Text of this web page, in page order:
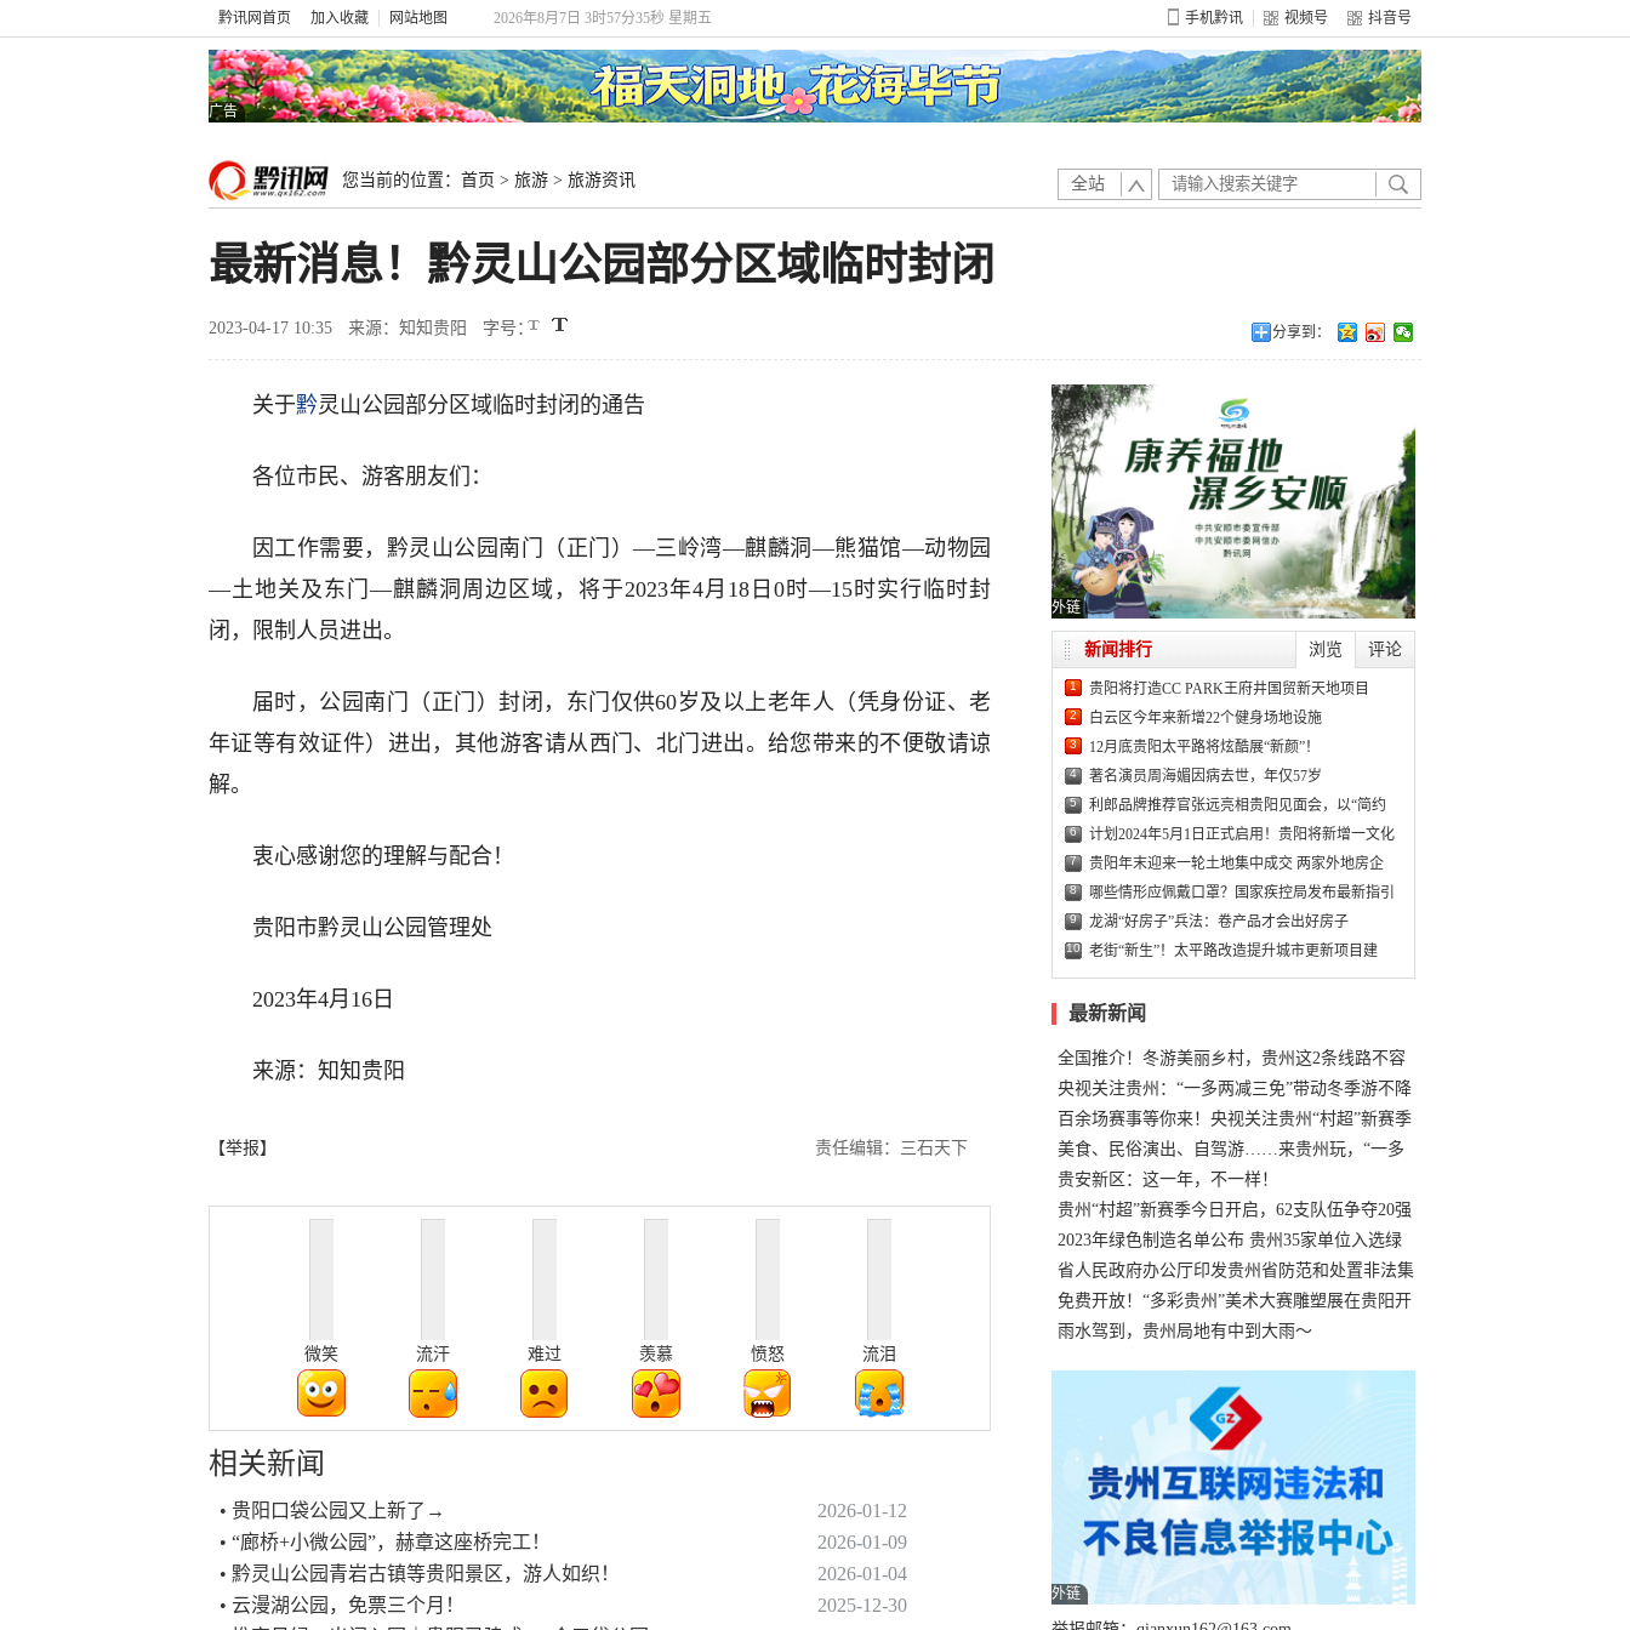
黔讯网首页 加入收藏 网站地图 2026年8月7日 3时57分35秒 星期五 手机黔讯 视频号 抖音号
广告
您当前的位置： 首页 > 旅游 > 旅游资讯 全站
最新消息！黔灵山公园部分区域临时封闭
2023-04-17 10:35 来源：知知贵阳 字号： 分享到：
关于黔灵山公园部分区域临时封闭的通告
各位市民、游客朋友们：
因工作需要，黔灵山公园南门（正门）—三岭湾—麒麟洞—熊猫馆—动物园
—土地关及东门—麒麟洞周边区域，将于2023年4月18日0时—15时实行临时封
闭，限制人员进出。
届时，公园南门（正门）封闭，东门仅供60岁及以上老年人（凭身份证、老
年证等有效证件）进出，其他游客请从西门、北门进出。给您带来的不便敬请谅
解。
衷心感谢您的理解与配合！
贵阳市黔灵山公园管理处
2023年4月16日
来源：知知贵阳
【举报】 责任编辑：三石天下
微笑 流汗 难过 羡慕 愤怒 流泪
相关新闻
• 贵阳口袋公园又上新了→
2026-01-12
• “廊桥+小微公园”，赫章这座桥完工！
2026-01-09
• 黔灵山公园青岩古镇等贵阳景区，游人如织！
2026-01-04
• 云漫湖公园，免票三个月！
2025-12-30
外链
浏览 评论
新闻排行
1 贵阳将打造CC PARK王府井国贸新天地项目
2 白云区今年来新增22个健身场地设施
3 12月底贵阳太平路将炫酷展“新颜”！
4 著名演员周海媚因病去世，年仅57岁
5 利郎品牌推荐官张远亮相贵阳见面会，以“简约
6 计划2024年5月1日正式启用！贵阳将新增一文化
7 贵阳年末迎来一轮土地集中成交 两家外地房企
8 哪些情形应佩戴口罩？国家疾控局发布最新指引
9 龙湖“好房子”兵法：卷产品才会出好房子
10 老街“新生”！太平路改造提升城市更新项目建
最新新闻
全国推介！冬游美丽乡村，贵州这2条线路不容
错过
央视关注贵州：“一多两减三免”带动冬季游不降
温
百余场赛事等你来！央视关注贵州“村超”新赛季
正式“打响”
美食、民俗演出、自驾游……来贵州玩，“一多
两减三免”！
贵安新区：这一年，不一样！
贵州“村超”新赛季今日开启，62支队伍争夺20强
名额
2023年绿色制造名单公布 贵州35家单位入选绿
色工厂
省人民政府办公厅印发贵州省防范和处置非法集
资工作实施细则
免费开放！“多彩贵州”美术大赛雕塑展在贵阳开
展，持续至1月19日
雨水驾到，贵州局地有中到大雨～
外链